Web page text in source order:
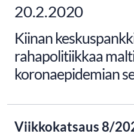
20.2.2020
Kiinan
rahapolitiikkaa
koronaepidemian
Viikkokatsaus 8/